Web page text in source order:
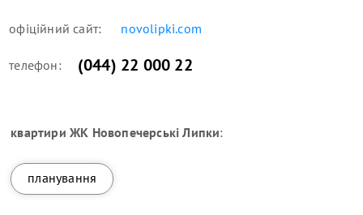
офіційний сайт: novolipki.com
телефон: (044) 22 000 22
квартири ЖК Новопечерські Липки:
планування